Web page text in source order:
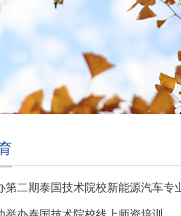
第二期泰国技术院校新能源汽车专